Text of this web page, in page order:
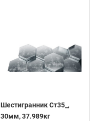
Шестигранник Ст35_,
30мм, 37.989кг